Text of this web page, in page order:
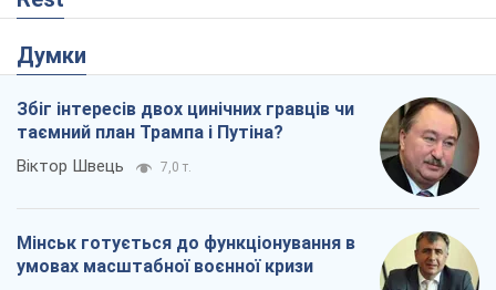
Думки
Збіг інтересів двох цинічних гравців чи
таємний план Трампа і Путіна?
Віктор Швець 7,0 т.
Мінськ готується до функціонування в
умовах масштабної воєнної кризи